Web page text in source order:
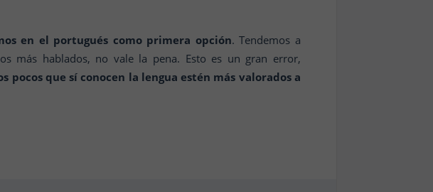
en el portugués como primera opción. Tendemos a
más hablados, no vale la pena. Esto es un gran error,
pocos que sí conocen la lengua estén más valorados a